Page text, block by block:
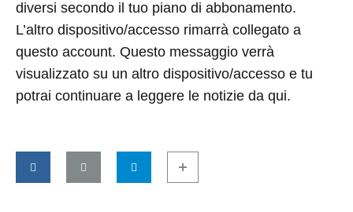
diversi secondo il tuo piano di abbonamento.
L’altro dispositivo/accesso rimarrà collegato a
questo account. Questo messaggio verrà
visualizzato su un altro dispositivo/accesso e tu
potrai continuare a leggere le notizie da qui.